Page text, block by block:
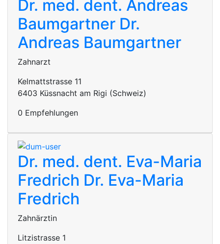
Dr. med. dent. Andreas
Baumgartner Dr.
Andreas Baumgartner
Zahnarzt
Kelmattstrasse 11
6403 Küssnacht am Rigi (Schweiz)
0 Empfehlungen
Dr. med. dent. Eva-Maria
Fredrich Dr. Eva-Maria
Fredrich
Zahnärztin
Litzistrasse 1